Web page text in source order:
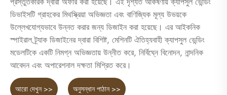
ডিভাইসটি গ্রাহকের মিথস্ক্রিয়া অভিজ্ঞতা এবং বাণিজ্যিক মূল্য উভয়কে
উল্লেখযোগ্যভাবে উন্নত করার জন্য ডিজাইন করা হয়েছে। এর আইকনিক
স্পাইরাল ট্র্যাক ডিজাইনের দ্বারা বিশিষ্ট, মেশিনটি ঐতিহ্যবাহী ক্যাপসুল ভেন্ডিং
মডেলটিকে একটি নিমগ্ন অভিজ্ঞতায় উন্নীত করে, নির্বিঘ্নে বিনোদন, নান্দনিক
আবেদন এবং অপারেশনাল দক্ষতা মিশ্রিত করে।
আরো দেখুন >> অনুসন্ধান পাঠান >>